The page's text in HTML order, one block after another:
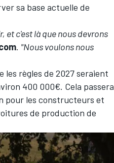
sa base actuelle de
et c'est là que nous devrons
. "Nous voulons nous
les règles de 2027 seraient
400 000€. Cela passera
pour les constructeurs et
de production de